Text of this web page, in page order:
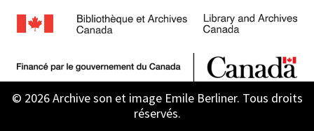
© 2026 Archive son et image Emile Berliner. Tous droits
réservés.